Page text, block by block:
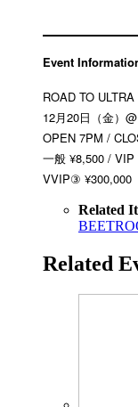
Event
ROAD TO
12月20日（金）
OPEN 7PM /
一般 ¥8,500 /
VVIP③ ¥300,000
Related
Related